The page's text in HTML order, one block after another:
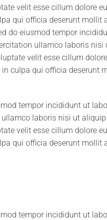
velit esse cillum dolore
qui officia deserunt mollit
do eiusmod tempor
ullamco laboris nisi
velit esse cillum
culpa qui officia deserunt
tempor incididunt ut
laboris nisi ut aliquip
velit esse cillum dolore
qui officia deserunt mollit
tempor incididunt ut